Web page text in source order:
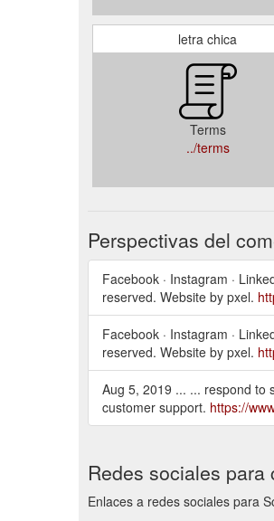
letra chica
Terms
../terms
Perspectivas del
Facebook · Instagram ·
reserved. Website by pxel.
Facebook · Instagram ·
reserved. Website by pxel.
Aug 5, 2019 ... ... respond to
customer support. https://
Redes sociales para
Enlaces a redes sociales para